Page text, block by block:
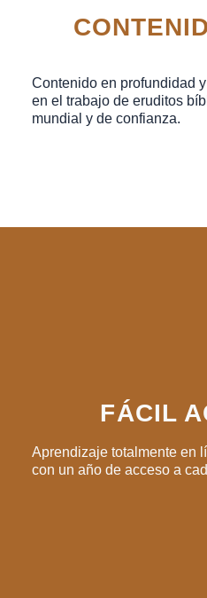
Contenido en profundidad
en el trabajo de eruditos
mundial y de confianza.
FÁCIL
Aprendizaje totalmente en
con un año de acceso a